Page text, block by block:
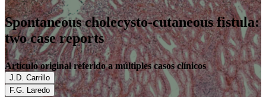
Spontaneous cholecysto-cutaneous fistula:
two case reports
Artículo original referido a múltiples casos clínicos
J.D. Carrillo
F.G. Laredo